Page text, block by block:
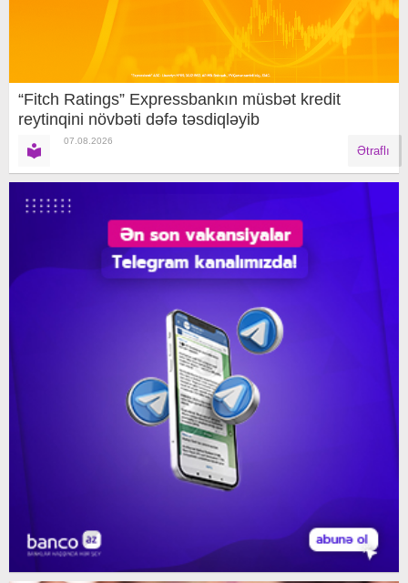
“Fitch Ratings” Expressbankın müsbət kredit
reytinqini növbəti dəfə təsdiqləyib
07.08.2026
Ətraflı